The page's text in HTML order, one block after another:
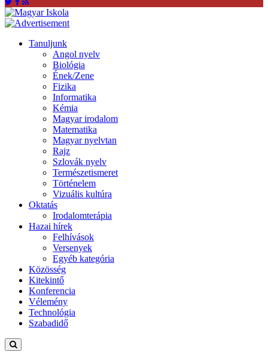
Tanuljunk
Angol nyelv
Biológia
Ének/Zene
Fizika
Informatika
Kémia
Magyar irodalom
Matematika
Magyar nyelvtan
Rajz
Szlovák nyelv
Természetismeret
Történelem
Vizuális kultúra
Oktatás
Irodalomterápia
Hazai hírek
Felhívások
Versenyek
Egyéb kategória
Közösség
Kitekintő
Konferencia
Vélemény
Technológia
Szabadidő